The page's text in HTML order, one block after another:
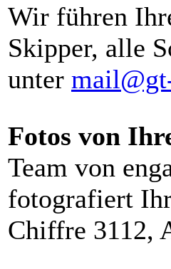
Wir führen
Skipper, alle
unter
Fotos von
Team von
fotografiert
Chiffre 3112,